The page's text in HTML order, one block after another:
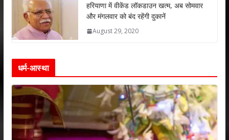
हरियाणा में वीकेंड लॉकडाउन खत्म, अब सोमवार
और मंगलवार को बंद रहेंगी दुकानें
August 29, 2020
धर्म-आस्था